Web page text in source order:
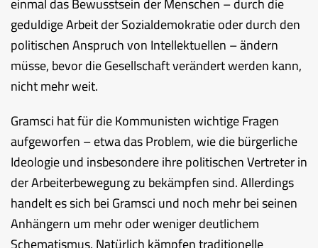
geduldige Arbeit der Sozialdemokratie oder durch den
politischen Anspruch von Intellektuellen – ändern
müsse, bevor die Gesellschaft verändert werden kann,
nicht mehr weit.
Gramsci hat für die Kommunisten wichtige Fragen
aufgeworfen – etwa das Problem, wie die bürgerliche
Ideologie und insbesondere ihre politischen Vertreter in
der Arbeiterbewegung zu bekämpfen sind. Allerdings
handelt es sich bei Gramsci und noch mehr bei seinen
Anhängern um mehr oder weniger deutlichem